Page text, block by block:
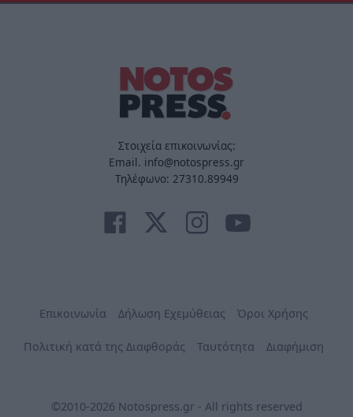
Στοιχεία επικοινωνίας:
Email. info@notospress.gr
Τηλέφωνο: 27310.89949
Επικοινωνία Δήλωση Εχεμύθειας Όροι Χρήσης
Πολιτική κατά της Διαφθοράς Ταυτότητα Διαφήμιση
©2010-2026 Notospress.gr - All rights reserved